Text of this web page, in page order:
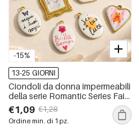
-15%
13-25 GIORNI
Ciondoli da donna impermeabili
della serie Romantic Series Fai
da te con lettere, cuori,
rettangolari ed ellittici in acciaio
inossidabile.
€1,09 €1,28
Ordine min. di 1 pz.